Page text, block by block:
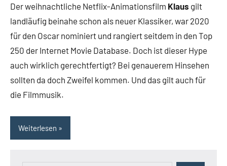
Der weihnachtliche Netflix-Animationsfilm Klaus gilt
landläufig beinahe schon als neuer Klassiker, war 2020
für den Oscar nominiert und rangiert seitdem in den Top
250 der Internet Movie Database. Doch ist dieser Hype
auch wirklich gerechtfertigt? Bei genauerem Hinsehen
sollten da doch Zweifel kommen. Und das gilt auch für
die Filmmusik.
Weiterlesen